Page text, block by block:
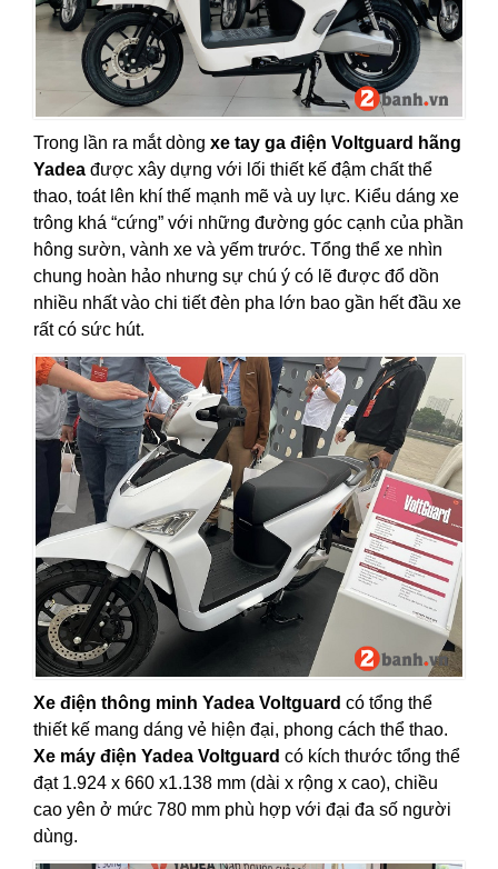
Trong lần ra mắt dòng xe tay ga điện Voltguard hãng
Yadea được xây dựng với lối thiết kế đậm chất thể
thao, toát lên khí thế mạnh mẽ và uy lực. Kiểu dáng xe
trông khá “cứng” với những đường góc cạnh của phần
hông sườn, vành xe và yếm trước. Tổng thể xe nhìn
chung hoàn hảo nhưng sự chú ý có lẽ được đổ dồn
nhiều nhất vào chi tiết đèn pha lớn bao gần hết đầu xe
rất có sức hút.
Xe điện thông minh Yadea Voltguard có tổng thể
thiết kế mang dáng vẻ hiện đại, phong cách thể thao.
Xe máy điện Yadea Voltguard có kích thước tổng thể
đạt 1.924 x 660 x1.138 mm (dài x rộng x cao), chiều
cao yên ở mức 780 mm phù hợp với đại đa số người
dùng.